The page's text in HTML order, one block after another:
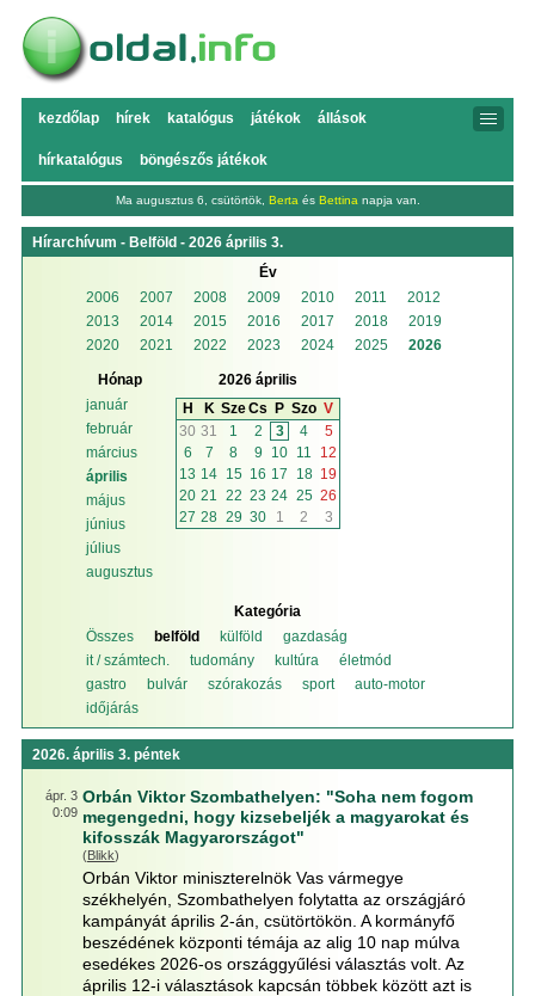
kezdőlap hírek katalógus játékok állások
hírkatalógus böngészős játékok
Ma augusztus 6, csütörtök, Berta és Bettina napja van.
Hírarchívum - Belföld - 2026 április 3.
Év
2006
2007 2008 2009 2010 2011
2012
2013
2014 2015 2016 2017 2018
2019
2020
2021 2022 2023 2024 2025 2026
Hónap
január
február
március
április
május
június
július
augusztus
2026 április
H
K SzeCs P Szo V
30 31 1 2 3 4
5
6
7 8 9 10 11
12
13 14 15 16 17 18 19
20 21 22 23 24 25 26
27 28 29 30 1 2 3
Kategória
Összes
belföld külföld
gazdaság
it / számtech.
tudomány kultúra
életmód
gastro
bulvár szórakozás sport
auto-motor
időjárás
2026. április 3. péntek
ápr. 3
0:09
Orbán Viktor Szombathelyen: "Soha nem fogom
megengedni, hogy kizsebeljék a magyarokat és
kifosszák Magyarországot"
(Blikk)
Orbán Viktor miniszterelnök Vas vármegye
székhelyén, Szombathelyen folytatta az országjáró
kampányát április 2-án, csütörtökön. A kormányfő
beszédének központi témája az alig 10 nap múlva
esedékes 2026-os országgyűlési választás volt. Az
április 12-i választások kapcsán többek között azt is